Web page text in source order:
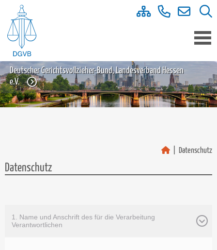
Deutscher Gerichtsvollzieher-Bund, Landesverband Hessen
e.V.
Datenschutz
Datenschutz
1. Name und Anschrift des für die Verarbeitung
Verantwortlichen